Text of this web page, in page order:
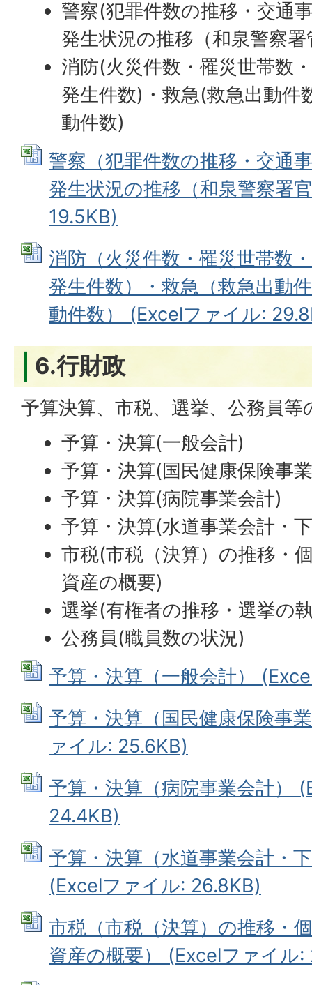
警察(犯罪件数の推移・交通
発生状況の推移（和泉警察
消防(火災件数・罹災世帯数
発生件数)・救急(救急出動件
動件数)
警察（犯罪件数の推移・交通
発生状況の推移（和泉警察署
19.5KB)
消防（火災件数・罹災世帯数
発生件数）・救急（救急出動
動件数） (Excelファイル:
6.行財政
予算決算、市税、選挙、公務員等
予算・決算(一般会計)
予算・決算(国民健康保険事
予算・決算(病院事業会計)
予算・決算(水道事業会計・
市税(市税（決算）の推移・
資産の概要)
選挙(有権者の推移・選挙の
公務員(職員数の状況)
予算・決算（一般会計）
予算・決算（国民健康保険事
ァイル: 25.6KB)
予算・決算（病院事業会計）
24.4KB)
予算・決算（水道事業会計・
(Excelファイル: 26.8KB)
市税（市税（決算）の推移・
資産の概要） (Excelファイル: